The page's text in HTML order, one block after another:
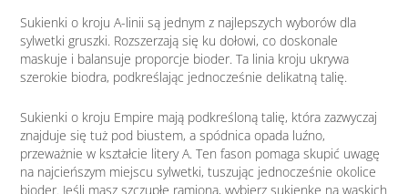
Sukienki o kroju A-linii są jednym z najlepszych wyborów dla
sylwetki gruszki. Rozszerzają się ku dołowi, co doskonale
maskuje i balansuje proporcje bioder. Ta linia kroju ukrywa
szerokie biodra, podkreślając jednocześnie delikatną talię.
Sukienki o kroju Empire mają podkreśloną talię, która zazwyczaj
znajduje się tuż pod biustem, a spódnica opada luźno,
przeważnie w kształcie litery A. Ten fason pomaga skupić uwagę
na najcieńszym miejscu sylwetki, tuszując jednocześnie okolice
bioder. Jeśli masz szczupłe ramiona, wybierz sukienkę na wąskich